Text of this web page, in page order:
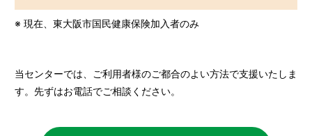
※ 現在、東大阪市国民健康保険加入者のみ
当センターでは、ご利用者様のご都合のよい方法で支援いたしま
す。先ずはお電話でご相談ください。